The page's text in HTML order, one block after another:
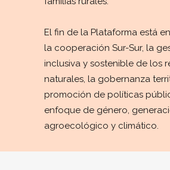
El fin de la Plataforma está
la cooperación Sur-Sur, la
inclusiva y sostenible de los
naturales, la gobernanza
promoción de políticas
enfoque de género,
agroecológico y climático.